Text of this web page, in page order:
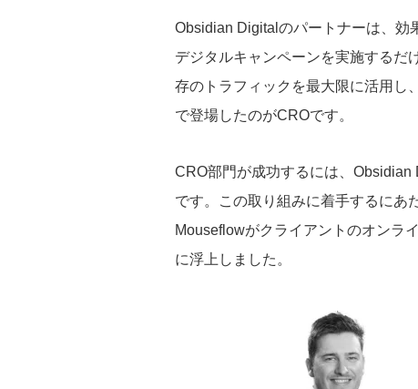
Obsidian Digitalのパートナーは、効
デジタルキャンペーンを実施するだ
存のトラフィックを最大限に活用し
で登場したのがCROです。
CRO部門が成功するには、
です。この取り組みに着手するにあ
Mouseflowがクライアントのオンラ
に浮上しました。